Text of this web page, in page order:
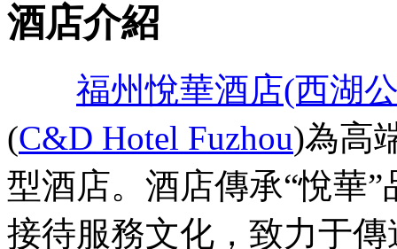
酒店介紹
福州悅華酒店(西湖
(C&D Hotel Fuzhou)為高
型酒店。酒店傳承“悅華”
接待服務文化，致力于傳